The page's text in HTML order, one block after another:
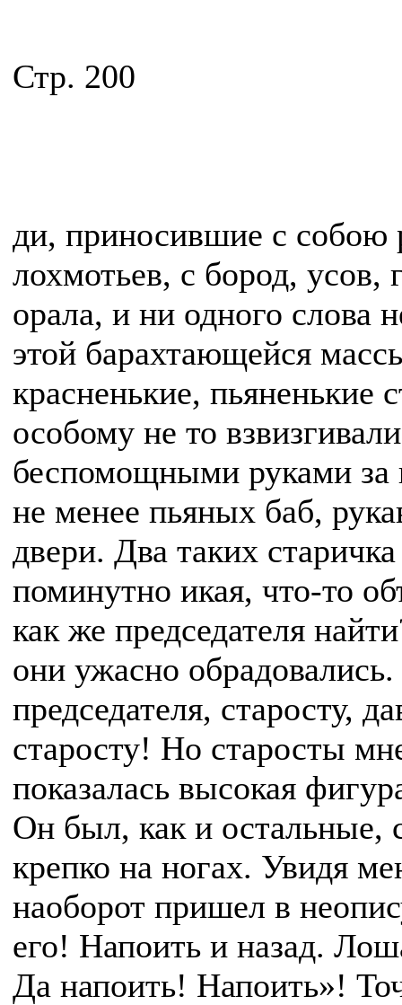
Стр. 200
ди, приносившие с собою
лохмотьев, с бород, усов,
орала, и ни одного слова
этой барахтающейся
красненькие, пьяненькие
особому не то
беспомощными руками за
не менее пьяных баб,
двери. Два таких
поминутно икая, что-то
как же председателя
они ужасно
председателя, старосту,
старосту! Но старосты
показалась высокая
Он был, как и остальные,
крепко на ногах. Увидя
наоборот пришел в
его! Напоить и назад.
Да напоить! Напоить»!